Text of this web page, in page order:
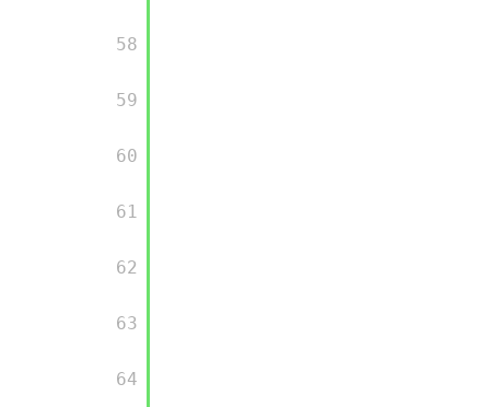
       58
       59
       60
       61
       62
       63
       64